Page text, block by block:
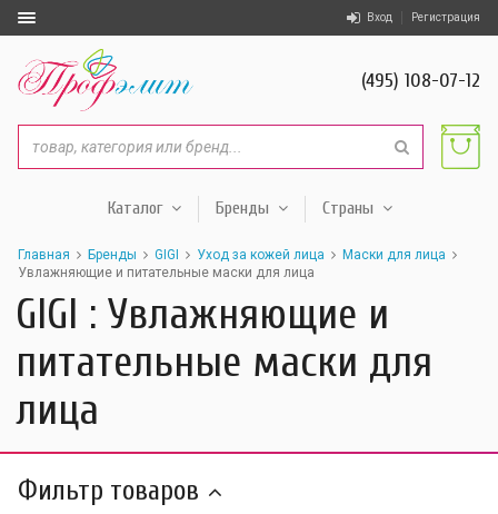
Вход Регистрация
(495) 108-07-12
Каталог Бренды Страны
Главная Бренды GIGI Уход за кожей лица
Маски для лица
Увлажняющие и питательные маски для лица
GIGI : Увлажняющие и
питательные маски для
лица
Фильтр товаров